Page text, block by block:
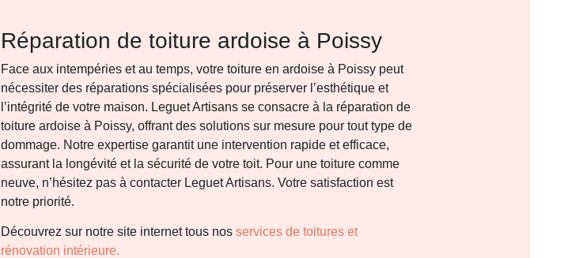
Réparation de toiture ardoise à Poissy
Face aux intempéries et au temps, votre toiture en ardoise à Poissy peut
nécessiter des réparations spécialisées pour préserver l’esthétique et
l’intégrité de votre maison. Leguet Artisans se consacre à la réparation de
toiture ardoise à Poissy, offrant des solutions sur mesure pour tout type de
dommage. Notre expertise garantit une intervention rapide et efficace,
assurant la longévité et la sécurité de votre toit. Pour une toiture comme
neuve, n’hésitez pas à contacter Leguet Artisans. Votre satisfaction est
notre priorité.
Découvrez sur notre site internet tous nos services de toitures et
rénovation intérieure.